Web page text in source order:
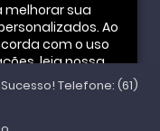
melhorar sua
Ao
com o uso
leia nossa
Telefone: (61)